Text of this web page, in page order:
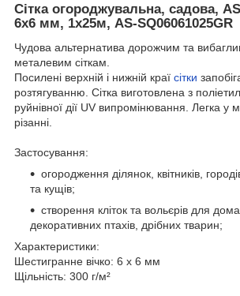
Сітка огороджувальна, садова,
6x6 мм, 1x25м, AS-SQ06061025GR
Чудова альтернатива дорожчим та
металевим сіткам.
Посилені верхній і нижній краї сітки
розтягуванню. Сітка виготовлена з
руйнівної дії UV випромінювання. Легка у
різанні.
Застосування:
огородження ділянок, квітників,
та кущів;
створення кліток та вольєрів для
декоративних птахів, дрібних тварин;
Характеристики:
Шестигранне вічко: 6 х 6 мм
Щільність: 300 г/м²